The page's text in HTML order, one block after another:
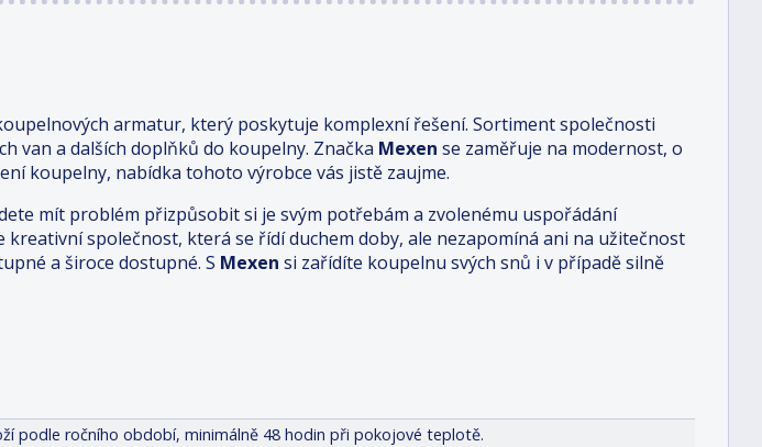
armatur, který poskytuje komplexní řešení. Sortiment společnosti
van a dalších doplňků do koupelny. Značka Mexen se zaměřuje na modernost, o
koupelny, nabídka tohoto výrobce vás jistě zaujme.
mít problém přizpůsobit si je svým potřebám a zvolenému uspořádání
kreativní společnost, která se řídí duchem doby, ale nezapomíná ani na užitečnost
a široce dostupné. S Mexen si zařídíte koupelnu svých snů i v případě silně
podle ročního období, minimálně 48 hodin při pokojové teplotě.